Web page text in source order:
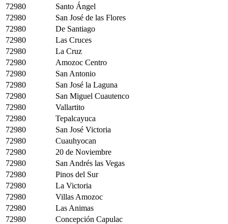
72980
Santo Ángel
72980
San José de las Flores
72980
De Santiago
72980
Las Cruces
72980
La Cruz
72980
Amozoc Centro
72980
San Antonio
72980
San José la Laguna
72980
San Miguel Cuautenco
72980
Vallartito
72980
Tepalcayuca
72980
San José Victoria
72980
Cuauhyocan
72980
20 de Noviembre
72980
San Andrés las Vegas
72980
Pinos del Sur
72980
La Victoria
72980
Villas Amozoc
72980
Las Animas
72980
Concepción Capulac